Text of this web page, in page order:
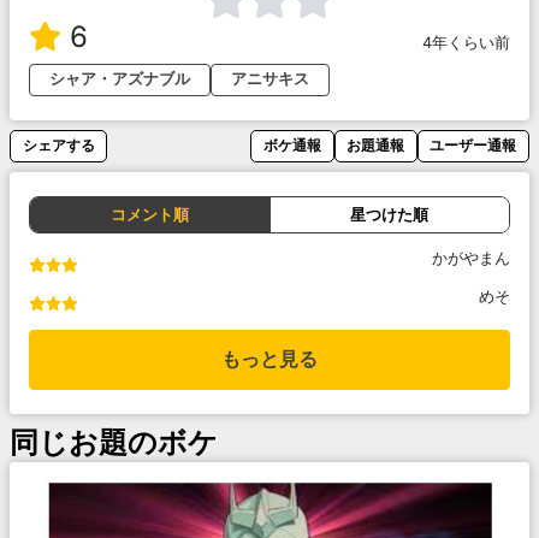
6
4年くらい前
シャア・アズナブル
アニサキス
シェアする ボケ通報 お題通報 ユーザー通報
コメント順 星つけた順
かがやまん
めそ
もっと見る
同じお題のボケ